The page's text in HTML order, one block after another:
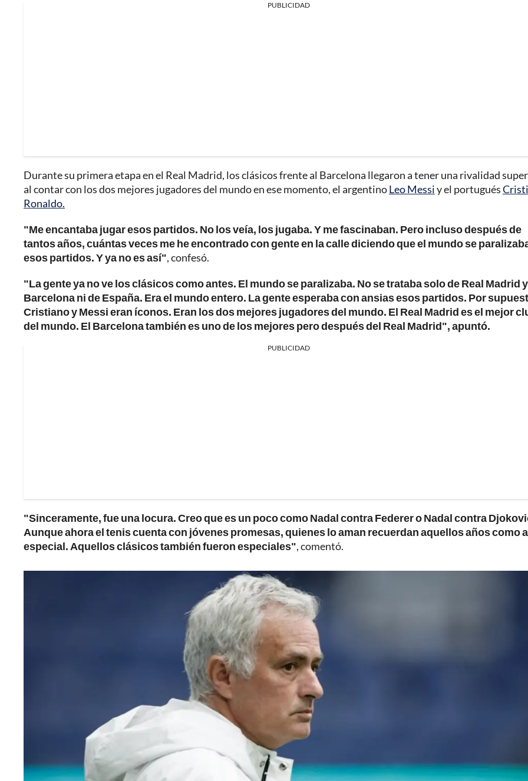
PUBLICIDAD
Durante su primera etapa en el Real Madrid, los clásicos frente al Barcelona llegaron a tener una rivalidad
al contar con los dos mejores jugadores del mundo en ese momento, el argentinoLeo Messiy el portugués
Ronaldo.
"Me encantaba jugar esos partidos. No los veía, los jugaba. Y me fascinaban. Pero incluso después de
tantos años, cuántas veces me he encontrado con gente en la calle diciendo que el mundo se
esos partidos. Y ya no es así", confesó.
"La gente ya no ve los clásicos como antes. El mundo se paralizaba. No se trataba solo de Real Madrid y
Barcelona ni de España. Era el mundo entero. La gente esperaba con ansias esos partidos. Por
Cristiano y Messi eran íconos. Eran los dos mejores jugadores del mundo. El Real Madrid es el mejor
del mundo. El Barcelona también es uno de los mejores pero después del Real Madrid", apuntó.
PUBLICIDAD
"Sinceramente, fue una locura. Creo que es un poco como Nadal contra Federer o Nadal contra
Aunque ahora el tenis cuenta con jóvenes promesas, quienes lo aman recuerdan aquellos años como
especial. Aquellos clásicos también fueron especiales", comentó.